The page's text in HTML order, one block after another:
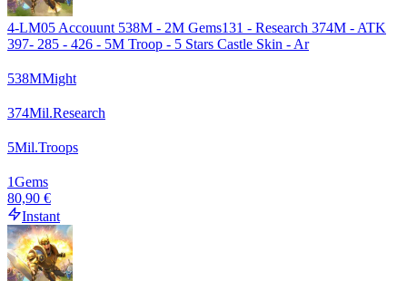
4-LM05 Accouunt 538M - 2M Gems131 - Research 374M - ATK
397- 285 - 426 - 5M Troop - 5 Stars Castle Skin - Ar
538MMight
374Mil.Research
5Mil.Troops
1Gems
80,90 €
Instant